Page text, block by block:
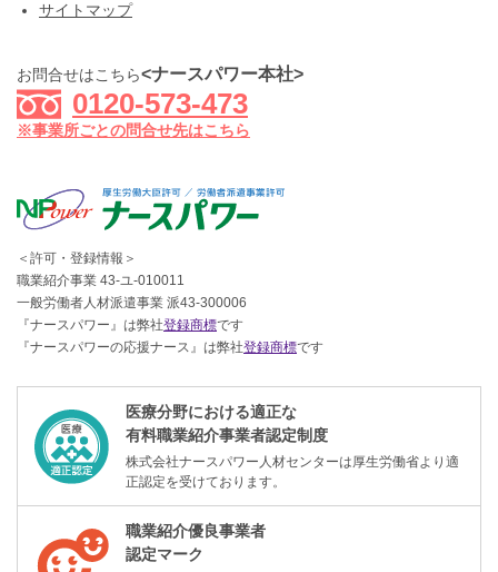
サイトマップ
お問合せはこちら<ナースパワー本社>
0120-573-473
※事業所ごとの問合せ先はこちら
＜許可・登録情報＞
職業紹介事業 43-ユ-010011
一般労働者人材派遣事業 派43-300006
『ナースパワー』は弊社登録商標です
『ナースパワーの応援ナース』は弊社登録商標です
医療分野における適正な
有料職業紹介事業者認定制度
株式会社ナースパワー人材センターは厚生労働省より適
正認定を受けております。
職業紹介優良事業者
認定マーク